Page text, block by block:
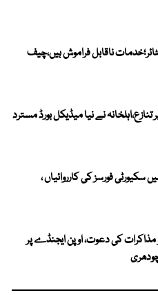
ناقابل فراموش ہیں،چیف
نے نیا میڈیکل بورڈ مسترد
سکیورٹی فورسز کی کارروائیاں ،
مذاکرات کی دعوت، اوپن ایجنڈے پر